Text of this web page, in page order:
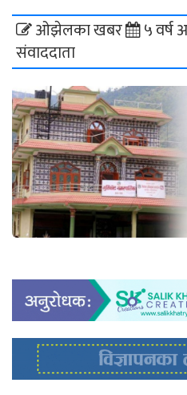
ओझेलका खबर
संवाददाता
५ वर्ष